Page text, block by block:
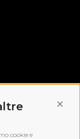
cookie e